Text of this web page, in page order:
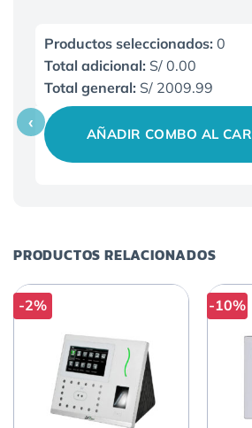
‹
Productos seleccionados: 0
Total adicional: S/ 0.00
Total general: S/ 2009.99
AÑADIR COMBO AL
PRODUCTOS RELACIONADOS
-2% -10%